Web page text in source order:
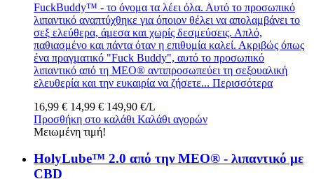
FuckBuddy™ - το όνομα τα λέει όλα. Αυτό το προσωπικό
λιπαντικό αναπτύχθηκε για όποιον θέλει να απολαμβάνει το
σεξ ελεύθερα, άμεσα και χωρίς δεσμεύσεις. Απλό,
παθιασμένο και πάντα όταν η επιθυμία καλεί. Ακριβώς όπως
ένα πραγματικό "Fuck Buddy", αυτό το προσωπικό
λιπαντικό από τη MEO® αντιπροσωπεύει τη σεξουαλική
ελευθερία και την ευκαιρία να ζήσετε... Περισσότερα
16,99 € 14,99 € 149,90 €/L
Προσθήκη στο καλάθι Καλάθι αγορών
Μειωμένη τιμή!
HolyLube™ 2.0 από την MEO® - λιπαντικό με
CBD